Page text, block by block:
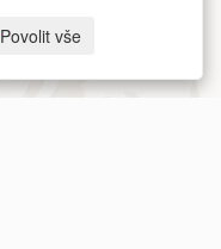
Povolit vše